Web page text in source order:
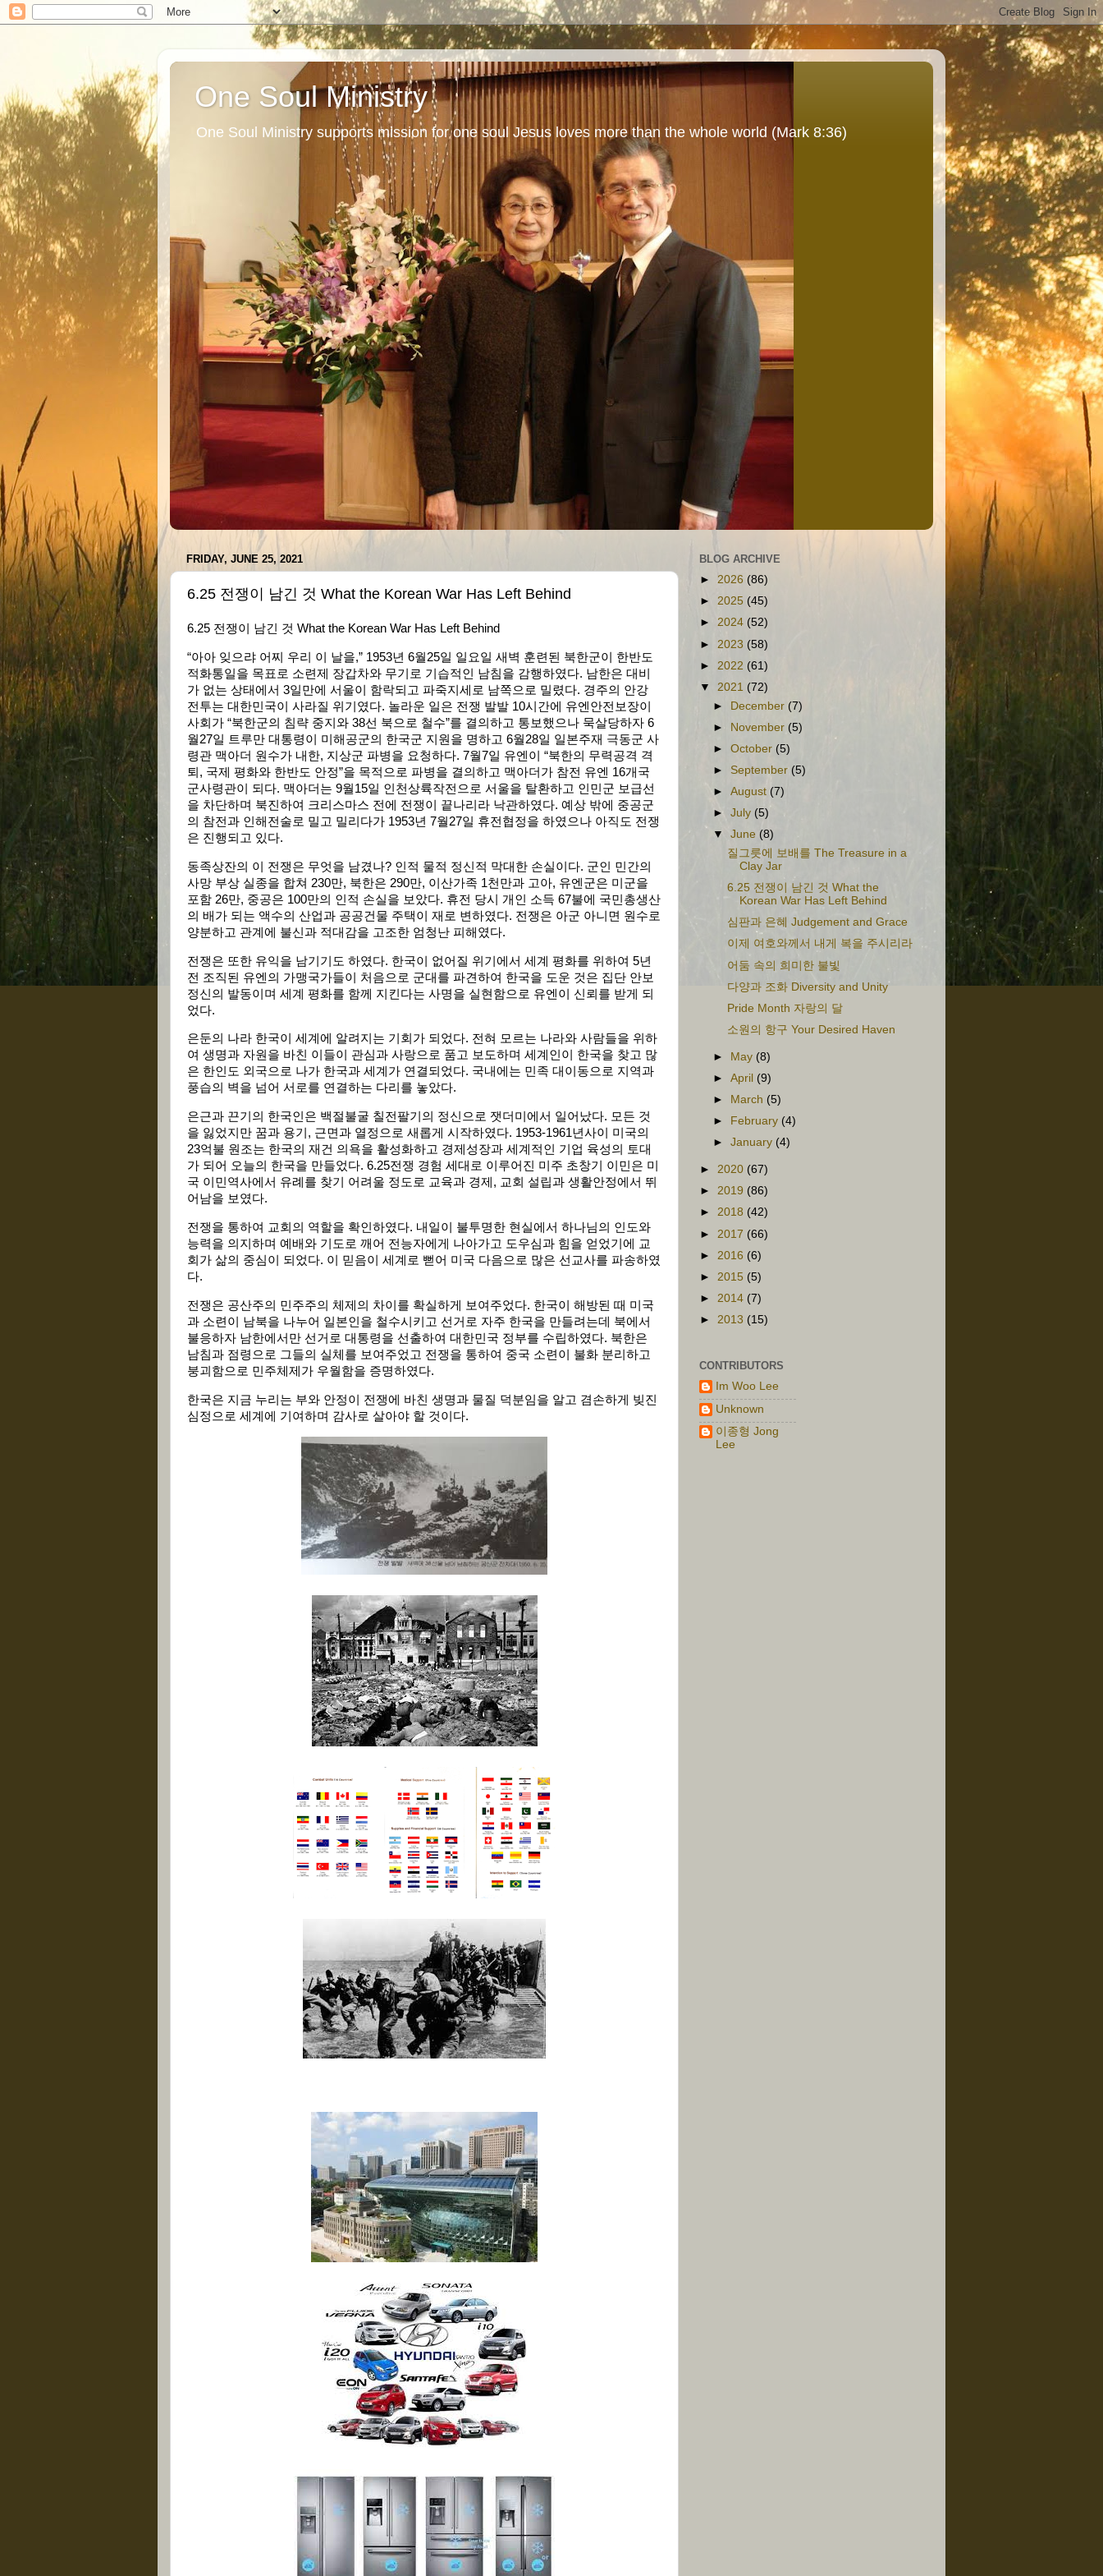
One Soul Ministry
One Soul Ministry supports mission for one soul Jesus loves more than the whole world (Mark 8:36)
FRIDAY, JUNE 25, 2021
6.25 전쟁이 남긴 것 What the Korean War Has Left Behind
6.25 전쟁이 남긴 것 What the Korean War Has Left Behind
“아아 잊으랴 어찌 우리 이 날을,” 1953년 6월25일 일요일 새벽 훈련된 북한군이 한반도
적화통일을 목표로 소련제 장갑차와 무기로 기습적인 남침을 감행하였다. 남한은 대비
가 없는 상태에서 3일만에 서울이 함락되고 파죽지세로 남쪽으로 밀렸다. 경주의 안강
전투는 대한민국이 사라질 위기였다. 놀라운 일은 전쟁 발발 10시간에 유엔안전보장이
사회가 “북한군의 침략 중지와 38선 북으로 철수”를 결의하고 통보했으나 묵살당하자 6
월27일 트루만 대통령이 미해공군의 한국군 지원을 명하고 6월28일 일본주재 극동군 사
령관 맥아더 원수가 내한, 지상군 파병을 요청하다. 7월7일 유엔이 “북한의 무력공격 격
퇴, 국제 평화와 한반도 안정”을 목적으로 파병을 결의하고 맥아더가 참전 유엔 16개국
군사령관이 되다. 맥아더는 9월15일 인천상륙작전으로 서울을 탈환하고 인민군 보급선
을 차단하며 북진하여 크리스마스 전에 전쟁이 끝나리라 낙관하였다. 예상 밖에 중공군
의 참전과 인해전술로 밀고 밀리다가 1953년 7월27일 휴전협정을 하였으나 아직도 전쟁
은 진행되고 있다.
동족상잔의 이 전쟁은 무엇을 남겼나? 인적 물적 정신적 막대한 손실이다. 군인 민간의
사망 부상 실종을 합쳐 230만, 북한은 290만, 이산가족 1천만과 고아, 유엔군은 미군을
포함 26만, 중공은 100만의 인적 손실을 보았다. 휴전 당시 개인 소득 67불에 국민총생산
의 배가 되는 액수의 산업과 공공건물 주택이 재로 변하였다. 전쟁은 아군 아니면 원수로
양분하고 관계에 불신과 적대감을 고조한 엄청난 피해였다.
전쟁은 또한 유익을 남기기도 하였다. 한국이 없어질 위기에서 세계 평화를 위하여 5년
전 조직된 유엔의 가맹국가들이 처음으로 군대를 파견하여 한국을 도운 것은 집단 안보
정신의 발동이며 세계 평화를 함께 지킨다는 사명을 실현함으로 유엔이 신뢰를 받게 되
었다.
은둔의 나라 한국이 세계에 알려지는 기회가 되었다. 전혀 모르는 나라와 사람들을 위하
여 생명과 자원을 바친 이들이 관심과 사랑으로 품고 보도하며 세계인이 한국을 찾고 많
은 한인도 외국으로 나가 한국과 세계가 연결되었다. 국내에는 민족 대이동으로 지역과
풍습의 벽을 넘어 서로를 연결하는 다리를 놓았다.
은근과 끈기의 한국인은 백절불굴 칠전팔기의 정신으로 잿더미에서 일어났다. 모든 것
을 잃었지만 꿈과 용기, 근면과 열정으로 새롭게 시작하였다. 1953-1961년사이 미국의
23억불 원조는 한국의 재건 의욕을 활성화하고 경제성장과 세계적인 기업 육성의 토대
가 되어 오늘의 한국을 만들었다. 6.25전쟁 경험 세대로 이루어진 미주 초창기 이민은 미
국 이민역사에서 유례를 찾기 어려울 정도로 교육과 경제, 교회 설립과 생활안정에서 뛰
어남을 보였다.
전쟁을 통하여 교회의 역할을 확인하였다. 내일이 불투명한 현실에서 하나님의 인도와
능력을 의지하며 예배와 기도로 깨어 전능자에게 나아가고 도우심과 힘을 얻었기에 교
회가 삶의 중심이 되었다. 이 믿음이 세계로 뻗어 미국 다음으로 많은 선교사를 파송하였
다.
전쟁은 공산주의 민주주의 체제의 차이를 확실하게 보여주었다. 한국이 해방된 때 미국
과 소련이 남북을 나누어 일본인을 철수시키고 선거로 자주 한국을 만들려는데 북에서
불응하자 남한에서만 선거로 대통령을 선출하여 대한민국 정부를 수립하였다. 북한은
남침과 점령으로 그들의 실체를 보여주었고 전쟁을 통하여 중국 소련이 불화 분리하고
붕괴함으로 민주체제가 우월함을 증명하였다.
한국은 지금 누리는 부와 안정이 전쟁에 바친 생명과 물질 덕분임을 알고 겸손하게 빚진
심정으로 세계에 기여하며 감사로 살아야 할 것이다.
BLOG ARCHIVE
► 2026 (86)
► 2025 (45)
► 2024 (52)
► 2023 (58)
► 2022 (61)
▼ 2021 (72)
► December (7)
► November(5)
►October(5)
► September(5)
►August (7)
►July (5)
▼June (8)
질그릇에 보배를 The Treasure in a
Clay Jar
6.25 전쟁이 남긴 것 What the
Korean War Has Left Behind
심판과 은혜 Judgement and Grace
이제 여호와께서 내게 복을 주시리라
어둠 속의 희미한 불빛
다양과 조화 Diversity and Unity
Pride Month 자랑의 달
소원의 항구 Your Desired Haven
► May (8)
►April (9)
►
March (5)
►
February (4)
►January (4)
► 2020 (67)
► 2019 (86)
► 2018 (42)
► 2017 (66)
► 2016 (6)
► 2015 (5)
► 2014 (7)
► 2013 (15)
CONTRIBUTORS
Im Woo Lee
Unknown
이종형 Jong
Lee